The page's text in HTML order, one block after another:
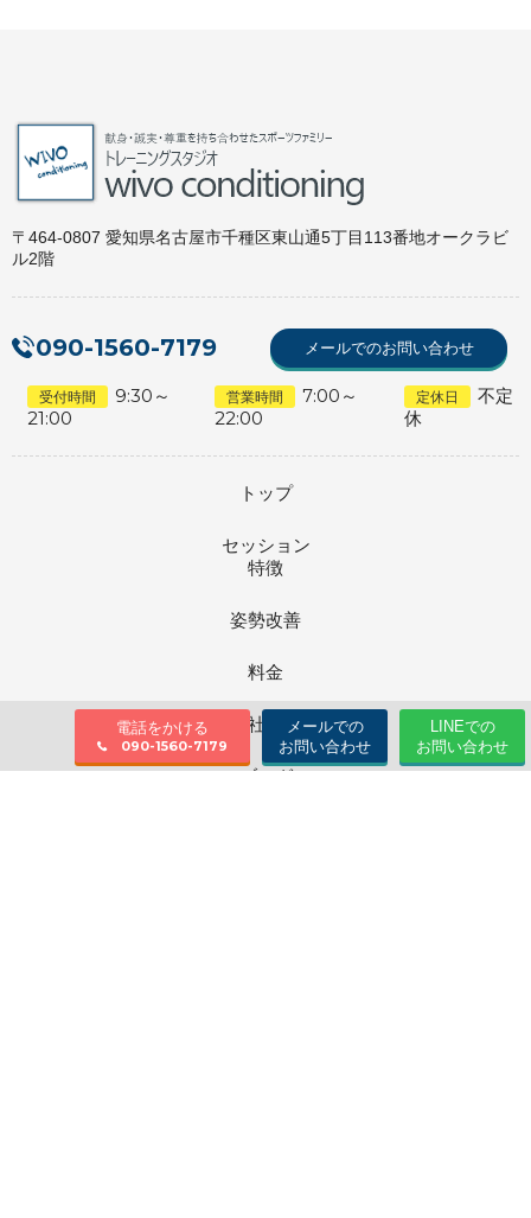
〒464-0807 愛知県名古屋市千種区東山通5丁目113番地オークラビ
ル2階
090-1560-7179 メールでのお問い合わせ
受付時間
9:30～
21:00
営業時間
7:00～
22:00
定休日
不定
休
トップ
セッション
特徴
姿勢改善
料金
会社情報
ブログ
電話をかける
090-1560-7179
メールでの
お問い合わせ
LINEでの
お問い合わせ